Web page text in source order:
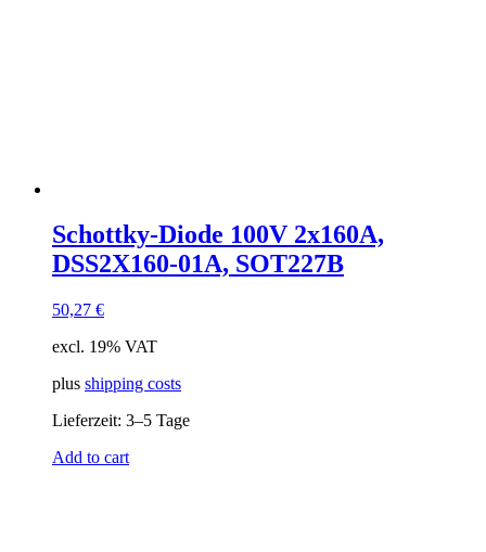
Schottky-Diode 100V 2x160A,
DSS2X160-01A, SOT227B
50,27 €
excl. 19% VAT
plus shipping costs
Lieferzeit: 3–5 Tage
Add to cart